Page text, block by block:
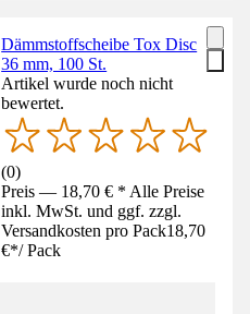
Dämmstoffscheibe Tox Disc
36 mm, 100 St.
Artikel wurde noch nicht
bewertet.
(0)
Preis — 18,70 € * Alle Preise
inkl. MwSt. und ggf. zzgl.
Versandkosten pro Pack18,70
€*/ Pack